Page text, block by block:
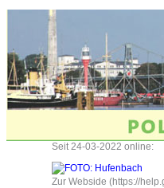
Seit 24-03-2022 online:
Zur Webside (https://